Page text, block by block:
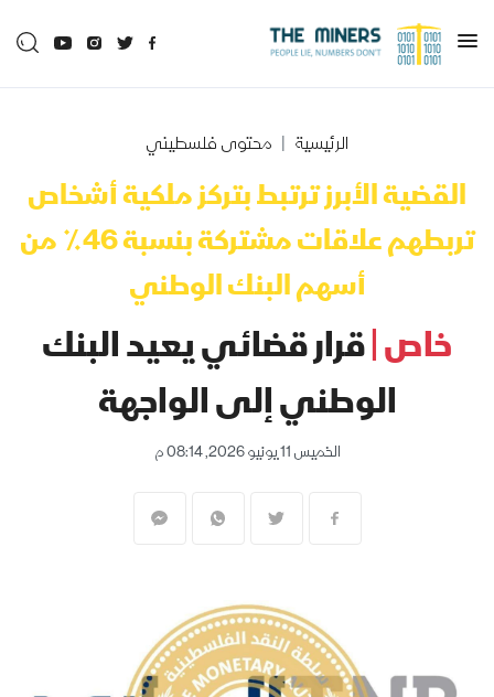
الرئيسية محتوى فلسطيني
القضية الأبرز ترتبط بتركز ملكية أشخاص
تربطهم علاقات مشتركة بنسبة 46٪ من
أسهم البنك الوطني
خاص |قرار قضائي يعيد البنك
الوطني إلى الواجهة
الخميس 11 يونيو 2026, 08:14 م